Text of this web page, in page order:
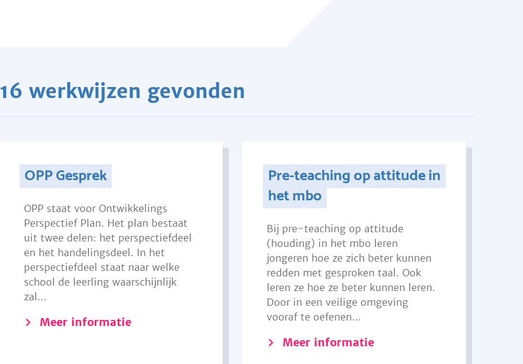
16 werkwijzen gevonden
OPP Gesprek
OPP staat voor Ontwikkelings
Perspectief Plan. Het plan bestaat
uit twee delen: het perspectiefdeel
en het handelingsdeel. In het
perspectiefdeel staat naar welke
school de leerling waarschijnlijk
zal...
Meer informatie
Pre-teaching op attitude in
het mbo
Bij pre-teaching op attitude
(houding) in het mbo leren
jongeren hoe ze zich beter kunnen
redden met gesproken taal. Ook
leren ze hoe ze beter kunnen leren.
Door in een veilige omgeving
vooraf te oefenen...
Meer informatie